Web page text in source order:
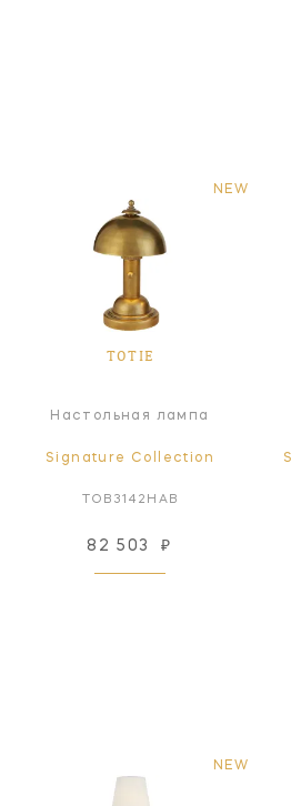
NEW
TOTIE
Настольная лампа
Signature Collection
TOB3142HAB
82 503 ₽
NEW